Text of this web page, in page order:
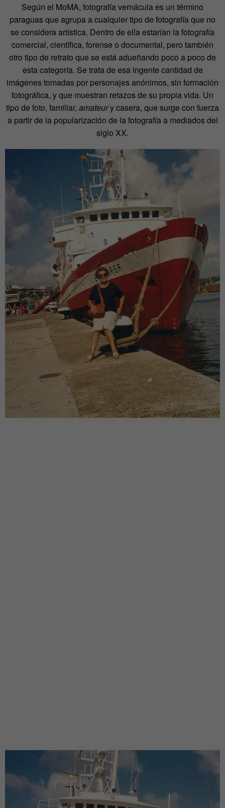
Según el MoMA, fotografía vernácula es un término
paraguas que agrupa a cualquier tipo de fotografía que no
se considera artística. Dentro de ella estarían la fotografía
comercial, científica, forense o documental, pero también
otro tipo de retrato que se está adueñando poco a poco de
esta categoría. Se trata de esa ingente cantidad de
imágenes tomadas por personajes anónimos, sin formación
fotográfica, y que muestran retazos de su propia vida. Un
tipo de foto, familiar, amateury casera, que surge con fuerza
a partir de la popularización de la fotografía a mediados del
siglo XX.